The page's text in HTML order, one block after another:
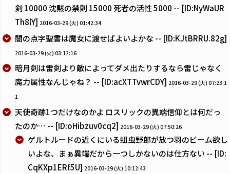
剣 10000 沈黙の禁則 15000 死者の活性 5000 -- [ID:NyWaUR
Th8lY] 2016-03-29 (火) 01:42:34
闇の点字聖書は魔女に渡せばよいよかな -- [ID:KJtBRRU.82g]
2016-03-29 (火) 03:12:16
暗月剣は雷剣より敵によってダメ出たりするなら雷じゃなく
魔力属性なんじゃね？ -- [ID:acXTTvwrCDY] 2016-03-29 (火) 07:23:1
1
天使奇跡1つだけなのかよ ロスリックの異端信仰とは何だっ
たのか… -- [ID:oHibzuv0cq2] 2016-03-29 (火) 07:50:26
ゲルトルードの近くにいる蛆虫野郎が放つ羽のビーム欲し
いよな、まぁ異端だから一つしかないのは仕方ない -- [ID:
CqKXp1ERf5U] 2016-03-29 (火) 10:12:43